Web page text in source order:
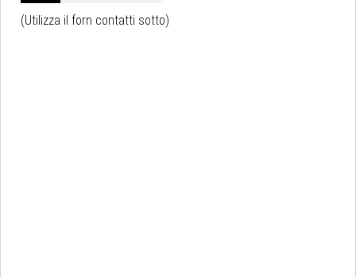
(Utilizza il forn contatti sotto)